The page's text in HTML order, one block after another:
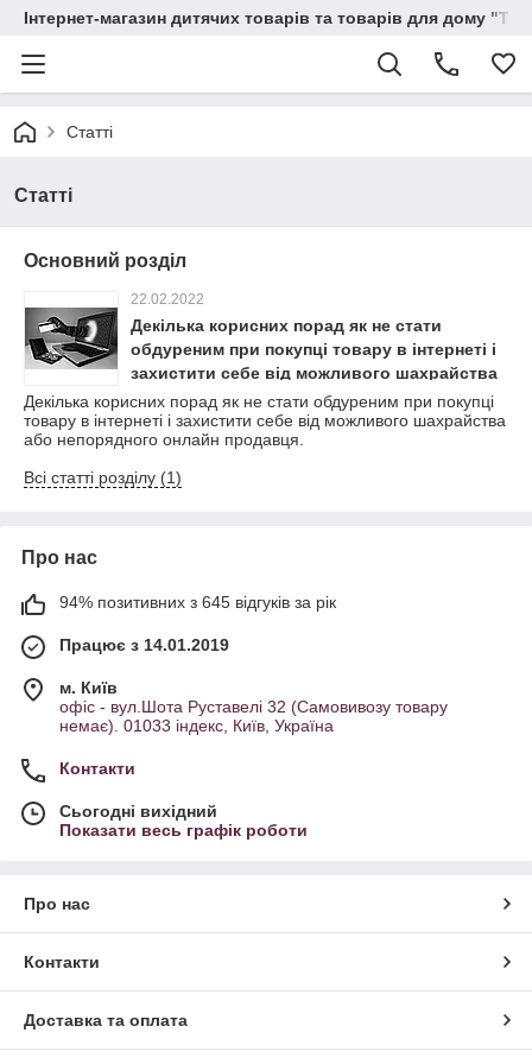
Інтернет-магазин дитячих товарів та товарів для дому
Статті
Статті
Основний розділ
22.02.2022
Декілька корисних порад як не стати
обдуреним при покупці товару в інтернеті і
захистити себе від можливого шахрайства
або непорядного онлайн продавця.
Декілька корисних порад як не стати обдуреним при покупці
товару в інтернеті і захистити себе від можливого шахрайства
або непорядного онлайн продавця.
Всі статті розділу (1)
Про нас
94% позитивних з 645 відгуків за рік
Працює з 14.01.2019
м. Київ
офіс - вул.Шота Руставелі 32 (Самовивозу товару
немає). 01033 індекс, Київ, Україна
Контакти
Сьогодні вихідний
Показати весь графік роботи
Про нас
Контакти
Доставка та оплата